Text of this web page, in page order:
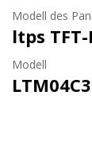
Modell des
ltps TFT-
Modell